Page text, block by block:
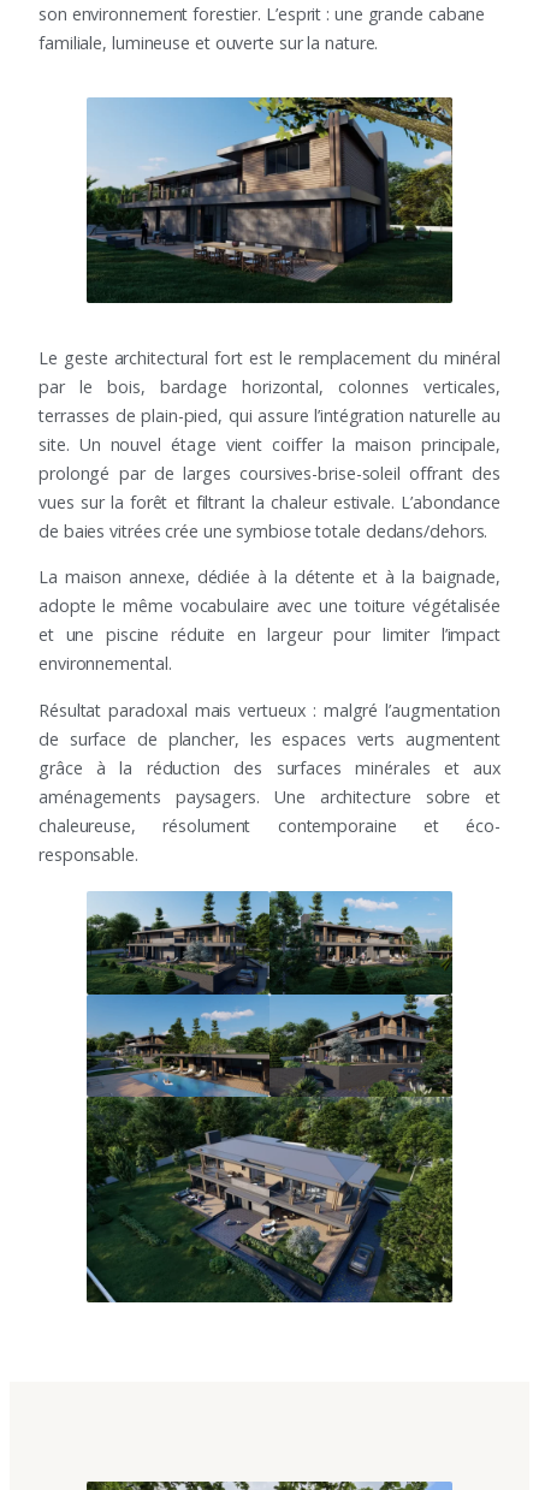
son environnement forestier. L’esprit : une grande cabane
familiale, lumineuse et ouverte sur la nature.
Le geste architectural fort est le remplacement du minéral
par le bois, bardage horizontal, colonnes verticales,
terrasses de plain-pied, qui assure l’intégration naturelle au
site. Un nouvel étage vient coiffer la maison principale,
prolongé par de larges coursives-brise-soleil offrant des
vues sur la forêt et filtrant la chaleur estivale. L’abondance
de baies vitrées crée une symbiose totale dedans/dehors.
La maison annexe, dédiée à la détente et à la baignade,
adopte le même vocabulaire avec une toiture végétalisée
et une piscine réduite en largeur pour limiter l’impact
environnemental.
Résultat paradoxal mais vertueux : malgré l’augmentation
de surface de plancher, les espaces verts augmentent
grâce à la réduction des surfaces minérales et aux
aménagements paysagers. Une architecture sobre et
chaleureuse, résolument contemporaine et éco-
responsable.